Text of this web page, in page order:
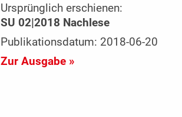
Ursprünglich erschienen:
SU 02|2018 Nachlese
Publikationsdatum: 2018-06-20
Zur Ausgabe »